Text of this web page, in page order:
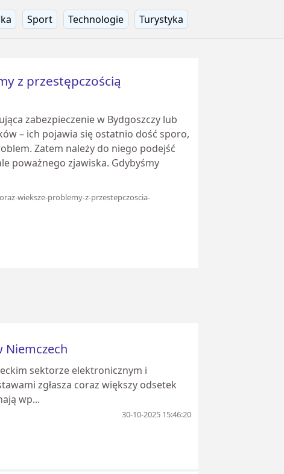
Sport Technologie Turystyka
z przestępczością
zabezpieczenie w Bydgoszczy lub
– ich pojawia się ostatnio dość sporo,
Zatem należy do niego podejść
poważnego zjawiska. Gdybyśmy
wieksze-problemy-z-przestepczoscia-
Niemczech
sektorze elektronicznym i
zgłasza coraz większy odsetek
wp...
30-10-2025 15:46:20